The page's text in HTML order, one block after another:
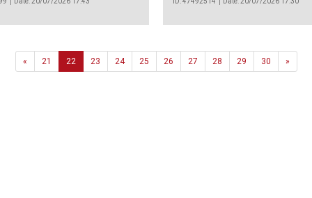
«Previous
21 22 23 24 25 26 27 28 29 30 »Next